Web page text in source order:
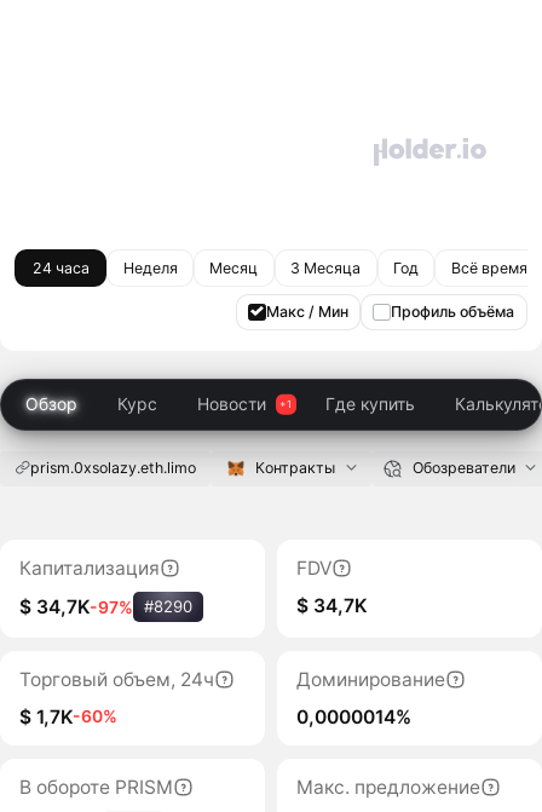
24 часа Неделя Месяц 3 Месяца Год Всё время
Макс / Мин Профиль объёма
Обзор Курс Новости Где купить
prism.0xsolazy.eth.limo Контракты Обозреватели
Капитализация
$ 34,7K-97% #8290
FDV
$ 34,7K
Торговый объем, 24ч
$ 1,7K-60%
Доминирование
0,0000014%
В обороте PRISM
Макс. предложение